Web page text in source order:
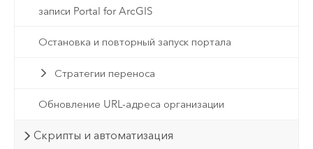
записи Portal for ArcGIS
Остановка и повторный запуск портала
Стратегии переноса
Обновление URL-адреса организации
Скрипты и автоматизация